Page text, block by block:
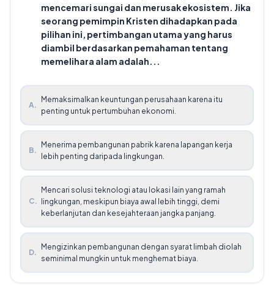
mencemari sungai dan merusak ekosistem. Jika
seorang pemimpin Kristen dihadapkan pada
pilihan ini, pertimbangan utama yang harus
diambil berdasarkan pemahaman tentang
memelihara alam adalah...
A.
Memaksimalkan keuntungan perusahaan karena itu
penting untuk pertumbuhan ekonomi.
B.
Menerima pembangunan pabrik karena lapangan kerja
lebih penting daripada lingkungan.
C.
Mencari solusi teknologi atau lokasi lain yang ramah
lingkungan, meskipun biaya awal lebih tinggi, demi
keberlanjutan dan kesejahteraan jangka panjang.
D.
Mengizinkan pembangunan dengan syarat limbah diolah
seminimal mungkin untuk menghemat biaya.